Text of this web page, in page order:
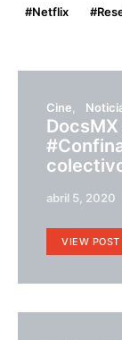
Netflix
Cine
abril 5, 2020
VIEW POST